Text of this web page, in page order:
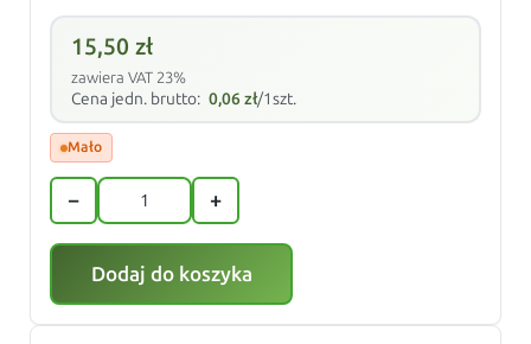
15,50zł
zawiera VAT 23%
Cena jedn. brutto: 0,06zł/1szt.
Mało
− +
Dodaj do koszyka